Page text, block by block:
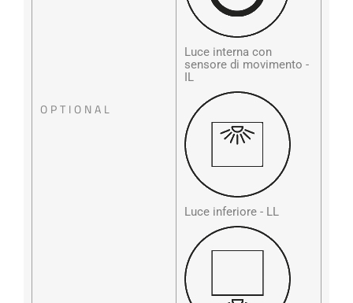
OPTIONAL
Luce interna con
sensore di movimento -
IL
Luce inferiore - LL